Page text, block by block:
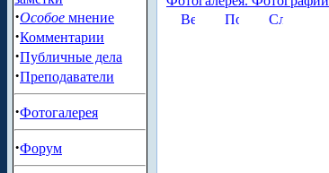
·Особое мнение
·Комментарии
·Публичные дела
·Преподаватели
·Фотогалерея
·Форум